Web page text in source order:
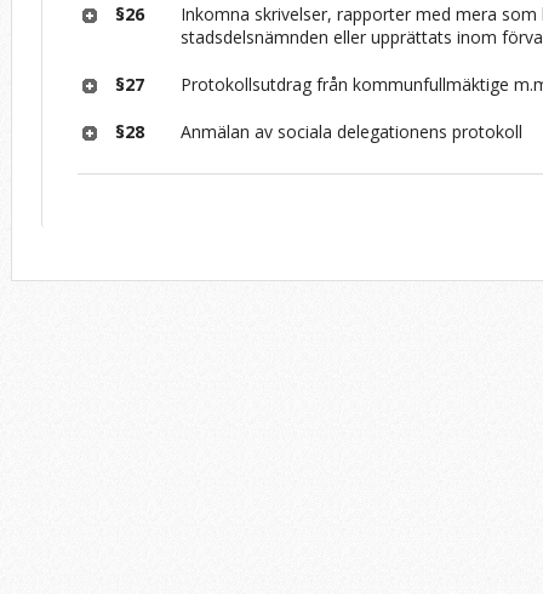
§26
Inkomna skrivelser, rapporter med mera
stadsdelsnämnden eller upprättats inom
§27 Protokollsutdrag från kommunfullmäktige
§28 Anmälan av sociala delegationens protokoll